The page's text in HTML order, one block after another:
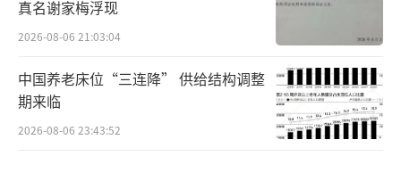
真名谢家梅浮现
2026-08-06 21:03:04
中国养老床位“三连降” 供给结构调整
期来临
2026-08-06 23:43:52